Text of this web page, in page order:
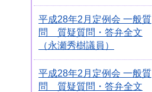
平成28年2月定例会 一般質
問 質疑質問・答弁全文
（永瀬秀樹議員）
平成28年2月定例会 一般質
問 質疑質問・答弁全文